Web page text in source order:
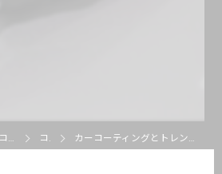
東京都大田区のカーコーティングならSTEALTH ARMOR WORKS コラム カーコーティングとトレンドを東京都大田区下丸子で押さえる選び方ガイド